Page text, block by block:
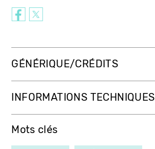
GÉNÉRIQUE/CRÉDITS
INFORMATIONS TECHNIQUES
Mots clés